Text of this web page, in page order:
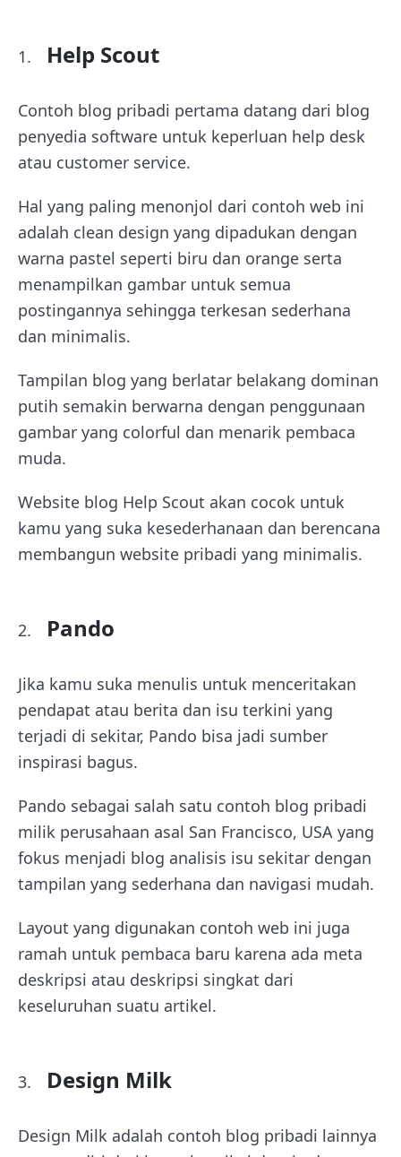
Help Scout
Contoh blog pribadi pertama datang dari blog
penyedia software untuk keperluan help desk
atau customer service.
Hal yang paling menonjol dari contoh web ini
adalah clean design yang dipadukan dengan
warna pastel seperti biru dan orange serta
menampilkan gambar untuk semua
postingannya sehingga terkesan sederhana
dan minimalis.
Tampilan blog yang berlatar belakang dominan
putih semakin berwarna dengan penggunaan
gambar yang colorful dan menarik pembaca
muda.
Website blog Help Scout akan cocok untuk
kamu yang suka kesederhanaan dan berencana
membangun website pribadi yang minimalis.
Pando
Jika kamu suka menulis untuk menceritakan
pendapat atau berita dan isu terkini yang
terjadi di sekitar, Pando bisa jadi sumber
inspirasi bagus.
Pando sebagai salah satu contoh blog pribadi
milik perusahaan asal San Francisco, USA yang
fokus menjadi blog analisis isu sekitar dengan
tampilan yang sederhana dan navigasi mudah.
Layout yang digunakan contoh web ini juga
ramah untuk pembaca baru karena ada meta
deskripsi atau deskripsi singkat dari
keseluruhan suatu artikel.
Design Milk
Design Milk adalah contoh blog pribadi lainnya